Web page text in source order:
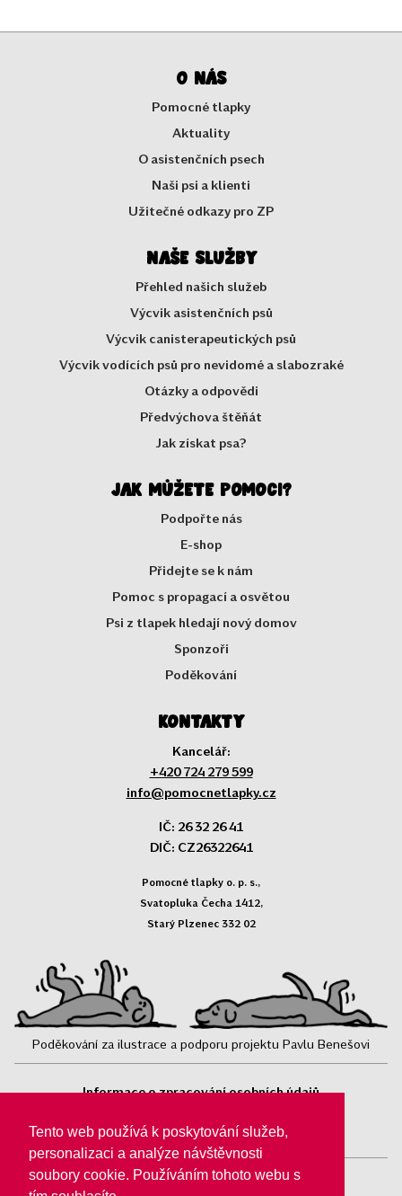
Tento web používá k poskytování služeb,
personalizaci a analýze návštěvnosti
soubory cookie. Používáním tohoto webu s
O nás
Pomocné tlapky
Aktuality
O asistenčních psech
Naši psi a klienti
Užitečné odkazy pro ZP
Naše služby
Přehled našich služeb
Výcvik asistenčních psů
Výcvik canisterapeutických psů
Výcvik vodících psů pro nevidomé a slabozraké
Otázky a odpovědi
Předvýchova štěňát
Jak získat psa?
Jak můžete pomoci?
Podpořte nás
E-shop
Přidejte se k nám
Pomoc s propagací a osvětou
Psi z tlapek hledají nový domov
Sponzoři
Poděkování
Kontakty
Kancelář:
+420 724 279 599
info@pomocnetlapky.cz
IČ: 26 32 26 41
DIČ: CZ26322641
Pomocné tlapky o. p. s.,
Svatopluka Čecha 1412,
Starý Plzenec 332 02
Poděkování za ilustrace a podporu projektu Pavlu Benešovi
Informace o zpracování osobních údajů
Sledujte nás: